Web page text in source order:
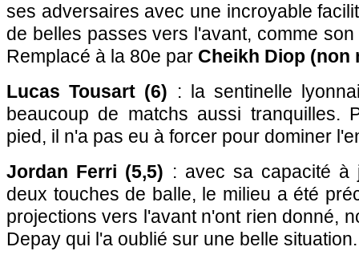
ses adversaires avec une incroyable
de belles passes vers l'avant, comme
Remplacé à la 80e par Cheikh Diop (non
Lucas Tousart (6) : la sentinelle
beaucoup de matchs aussi tranquilles.
pied, il n'a pas eu à forcer pour dominer
Jordan Ferri (5,5) : avec sa capacité
deux touches de balle, le milieu a été
projections vers l'avant n'ont rien donné,
Depay qui l'a oublié sur une belle situation.